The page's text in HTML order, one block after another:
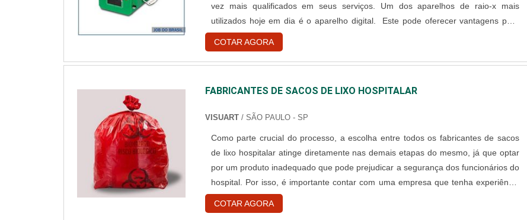
vez mais qualificados em seus serviços. Um dos aparelhos de raio-x mais
utilizados hoje em dia é o aparelho digital. Este pode oferecer vantagens para
todos. O veterinário responsável pelo exame, o dono do animal, e o próprio
animal que poderá receber um diagnóstico mais qualificado e ser tratado de
ma....
COTAR AGORA
FABRICANTES DE SACOS DE LIXO HOSPITALAR
VISUART/ SÃO PAULO - SP
Como parte crucial do processo, a escolha entre todos os fabricantes de sacos
de lixo hospitalar atinge diretamente nas demais etapas do mesmo, já que optar
por um produto inadequado que pode prejudicar a segurança dos funcionários do
hospital. Por isso, é importante contar com uma empresa que tenha experiência
de mercado e que haja de acordo com as regras exigidas. Diferenciais de um
bom serviço Ao escolher fabricantes de sacos é fundamental es....
COTAR AGORA